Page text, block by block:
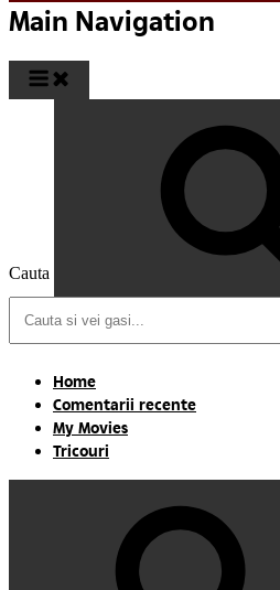
Main Navigation
Cauta
Home
Comentarii recente
My Movies
Tricouri